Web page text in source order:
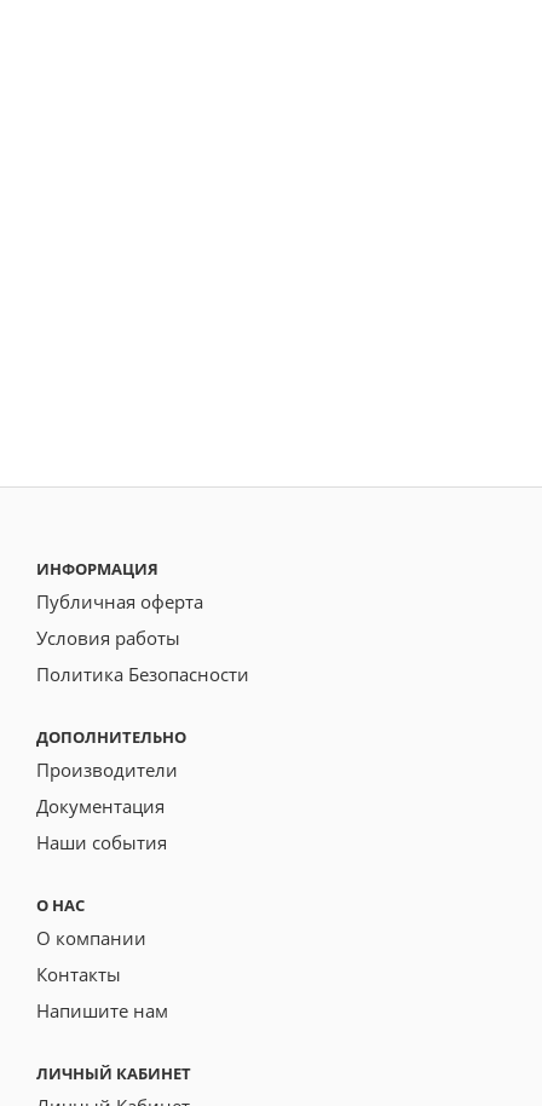
ИНФОРМАЦИЯ
Публичная оферта
Условия работы
Политика Безопасности
ДОПОЛНИТЕЛЬНО
Производители
Документация
Наши события
О НАС
О компании
Контакты
Напишите нам
ЛИЧНЫЙ КАБИНЕТ